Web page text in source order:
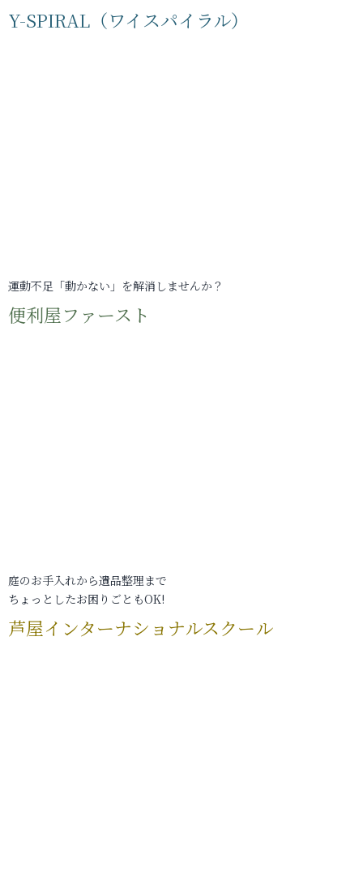
Y-SPIRAL（ワイスパイラル）
運動不足「動かない」を解消しませんか？
便利屋ファースト
庭のお手入れから遺品整理まで
ちょっとしたお困りごともOK!
芦屋インターナショナルスクール